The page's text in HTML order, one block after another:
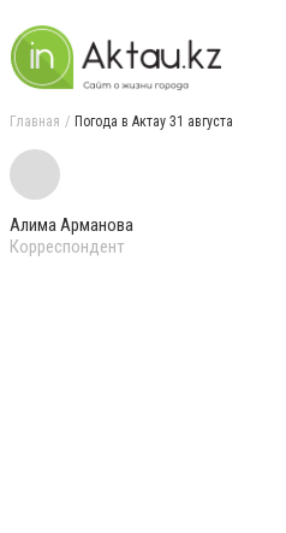
Главная Погода в Актау 31 августа
Алима Арманова
Корреспондент